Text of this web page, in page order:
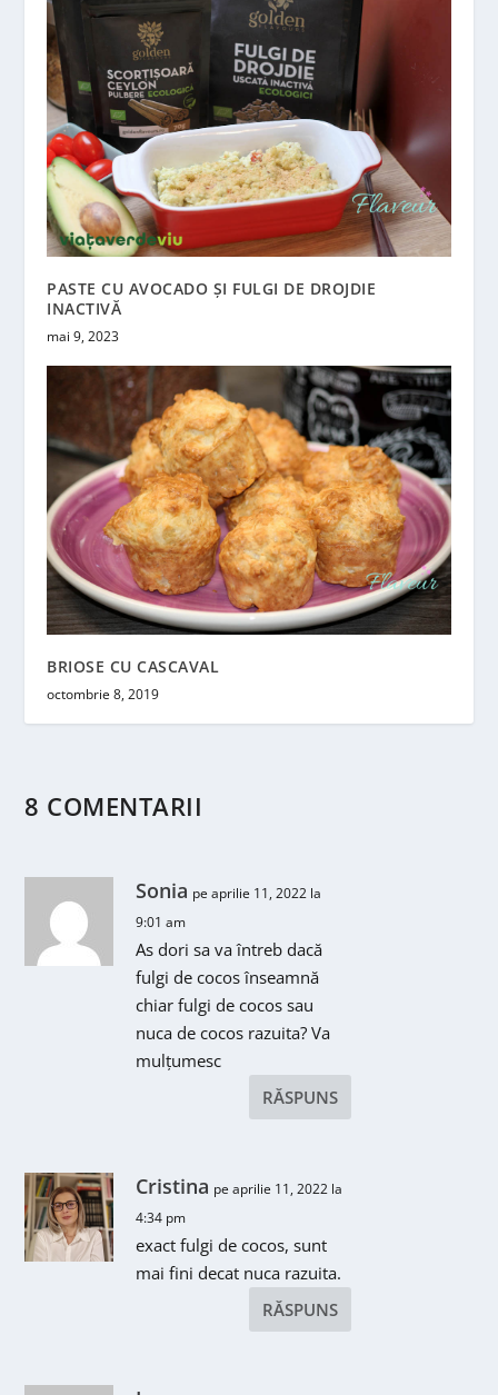
PASTE CU AVOCADO ȘI FULGI DE DROJDIE
INACTIVĂ
mai 9, 2023
BRIOSE CU CASCAVAL
octombrie 8, 2019
8 COMENTARII
Sonia pe aprilie 11, 2022 la
9:01 am
As dori sa va întreb dacă
fulgi de cocos înseamnă
chiar fulgi de cocos sau
nuca de cocos razuita? Va
mulțumesc
RĂSPUNS
Cristina pe aprilie 11, 2022 la
4:34 pm
exact fulgi de cocos, sunt
mai fini decat nuca razuita.
RĂSPUNS